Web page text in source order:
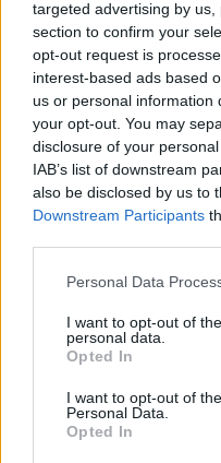
targeted advertising by
section to confirm your
opt-out request is
interest-based ads based
us or personal information
your opt-out. You may
disclosure of your
IAB’s list of downstream
also be disclosed by us to
Downstream Participants
Please note that this
not limited to your visit or
grant or deny consent to
use your data for below
consent section.
Personal Data
I want to opt-out of
personal data.
Opted In
I want to opt-out of
Personal Data.
Opted In
szürkehályogban…